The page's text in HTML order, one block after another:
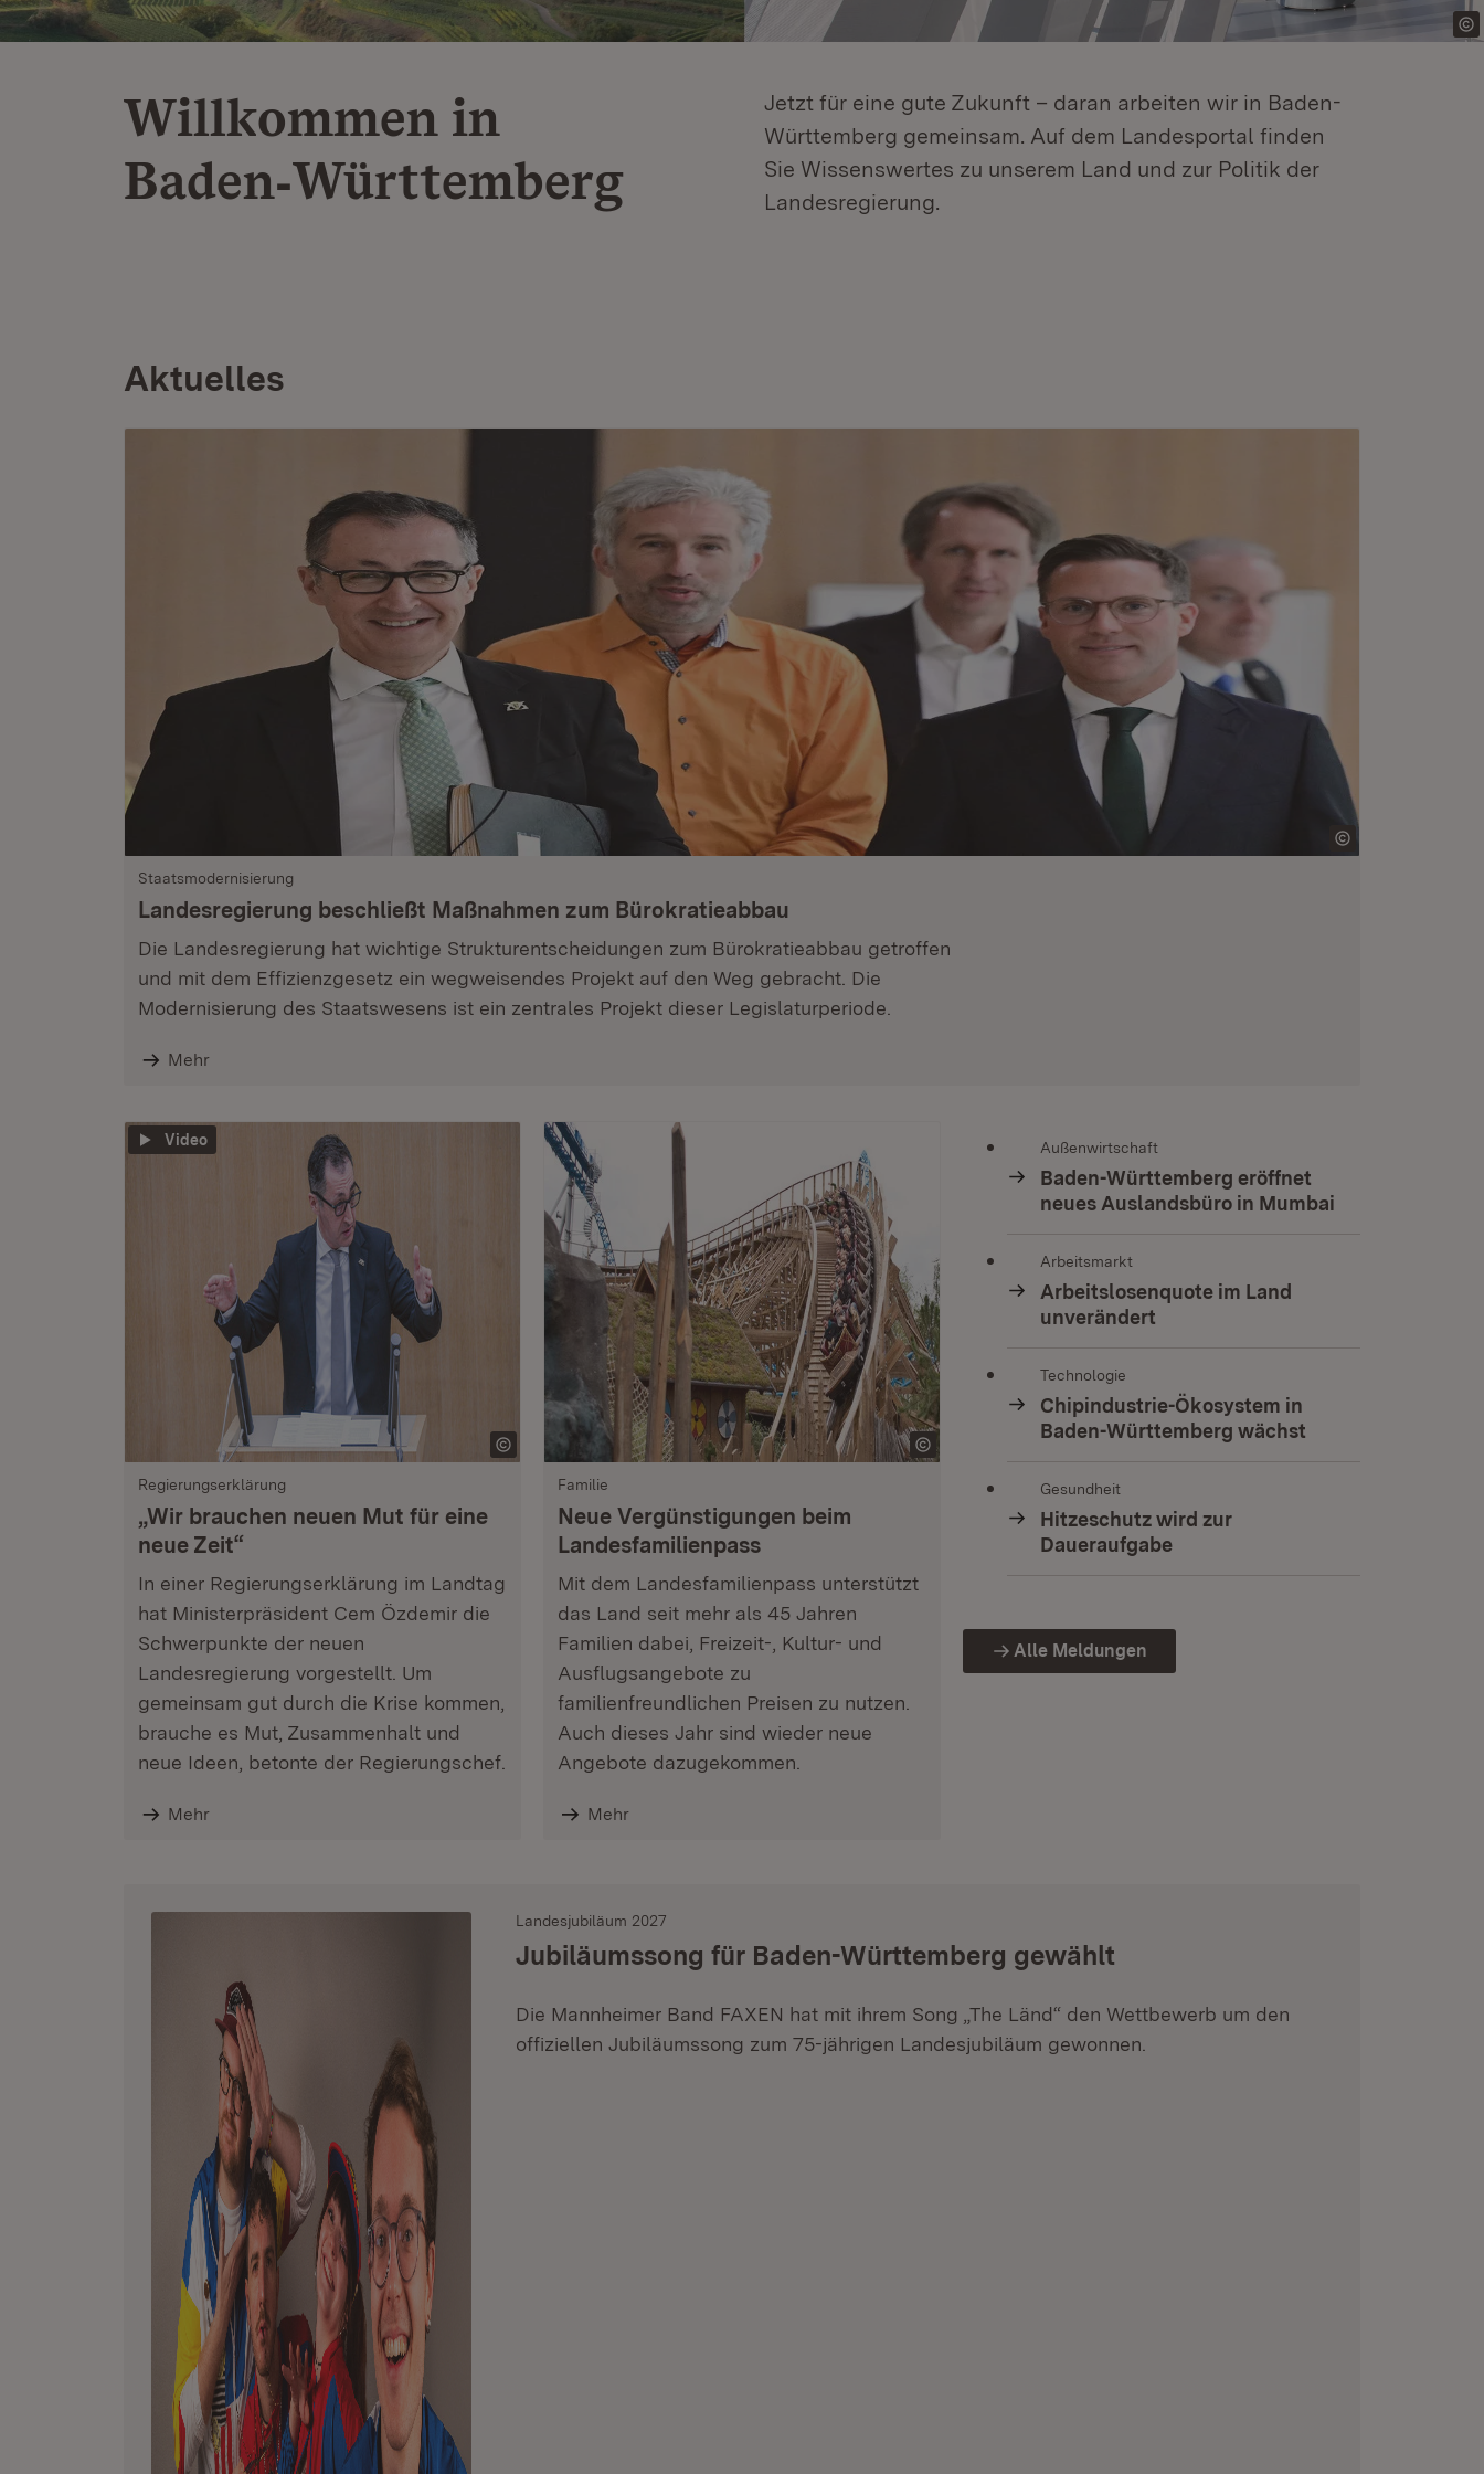
Willkommen in
Baden‑Württemberg
Jetzt für eine gute Zukunft – daran arbeiten wir in Baden-
Württemberg gemeinsam. Auf dem Landesportal finden
Sie Wissenswertes zu unserem Land und zur Politik der
Landesregierung.
Aktuelles
Staatsmodernisierung
Landesregierung beschließt Maßnahmen zum Bürokratieabbau
Die Landesregierung hat wichtige Strukturentscheidungen zum Bürokratieabbau getroffen
und mit dem Effizienzgesetz ein wegweisendes Projekt auf den Weg gebracht. Die
Modernisierung des Staatswesens ist ein zentrales Projekt dieser Legislaturperiode.
Mehr
Video
Regierungserklärung
„Wir brauchen neuen Mut für eine
neue Zeit“
In einer Regierungserklärung im Landtag
hat Ministerpräsident Cem Özdemir die
Schwerpunkte der neuen
Landesregierung vorgestellt. Um
gemeinsam gut durch die Krise kommen,
brauche es Mut, Zusammenhalt und
neue Ideen, betonte der Regierungschef.
Mehr
Familie
Neue Vergünstigungen beim
Landesfamilienpass
Mit dem Landesfamilienpass unterstützt
das Land seit mehr als 45 Jahren
Familien dabei, Freizeit-, Kultur- und
Ausflugsangebote zu
familienfreundlichen Preisen zu nutzen.
Auch dieses Jahr sind wieder neue
Angebote dazugekommen.
Mehr
Außenwirtschaft
Baden-Württemberg eröffnet
neues Auslandsbüro in Mumbai
Arbeitsmarkt
Arbeitslosenquote im Land
unverändert
Technologie
Chipindustrie-Ökosystem in
Baden-Württemberg wächst
Gesundheit
Hitzeschutz wird zur
Daueraufgabe
Alle Meldungen
Landesjubiläum 2027
Jubiläumssong für Baden-Württemberg gewählt
Die Mannheimer Band FAXEN hat mit ihrem Song „The Länd“ den Wettbewerb um den
offiziellen Jubiläumssong zum 75-jährigen Landesjubiläum gewonnen.